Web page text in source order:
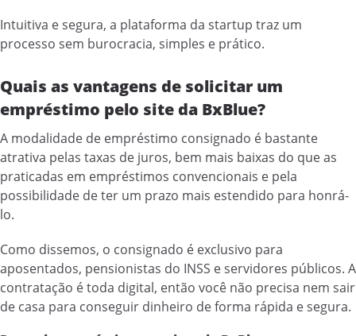
Intuitiva e segura, a plataforma da startup traz um
processo sem burocracia, simples e prático.
Quais as vantagens de solicitar um
empréstimo pelo site da BxBlue?
A modalidade de empréstimo consignado é bastante
atrativa pelas taxas de juros, bem mais baixas do que as
praticadas em empréstimos convencionais e pela
possibilidade de ter um prazo mais estendido para honrá-
lo.
Como dissemos, o consignado é exclusivo para
aposentados, pensionistas do INSS e servidores públicos. A
contratação é toda digital, então você não precisa nem sair
de casa para conseguir dinheiro de forma rápida e segura.